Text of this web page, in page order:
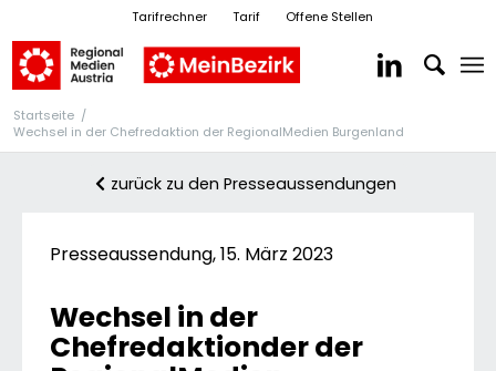
Tarifrechner Tarif Offene Stellen
Startseite /
Wechsel in der Chefredaktion der RegionalMedien Burgenland
zurück zu den Presseaussendungen
Presseaussendung, 15. März 2023
Wechsel in der
Chefredaktionder der